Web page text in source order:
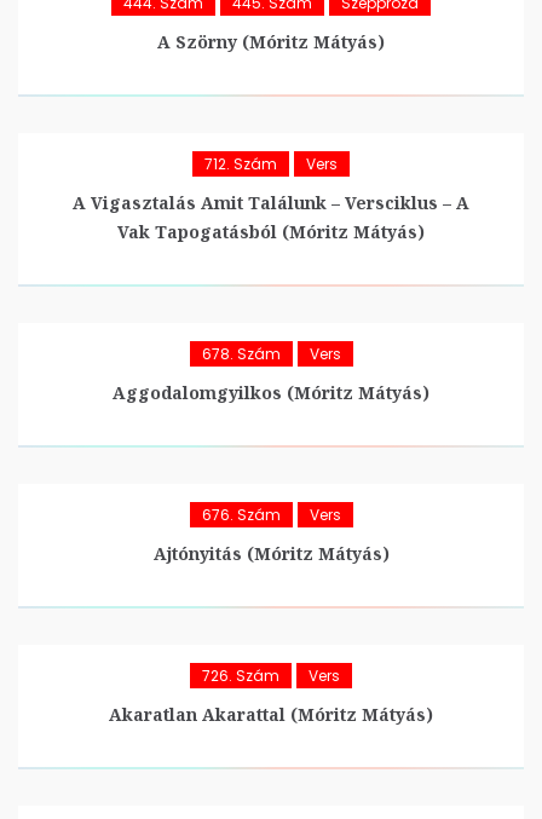
A Szörny (Móritz Mátyás)
712. Szám Vers
A Vigasztalás Amit Találunk – Versciklus – A
Vak Tapogatásból (Móritz Mátyás)
678. Szám Vers
Aggodalomgyilkos (Móritz Mátyás)
676. Szám Vers
Ajtónyitás (Móritz Mátyás)
726. Szám Vers
Akaratlan Akarattal (Móritz Mátyás)